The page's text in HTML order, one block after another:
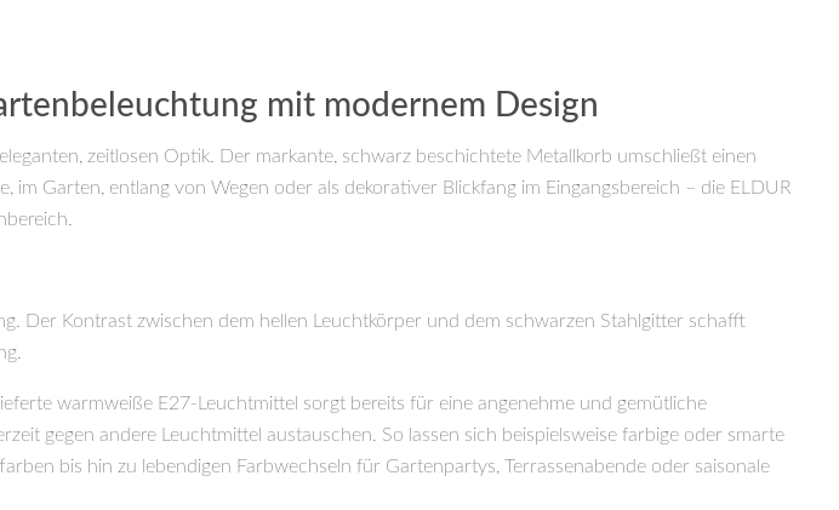
mit modernem Design
zeitlosen Optik. Der markante, schwarz beschichtete Metallkorb umschließt einen
Garten, entlang von Wegen oder als dekorativer Blickfang im Eingangsbereich – die ELDUR
Der Kontrast zwischen dem hellen Leuchtkörper und dem schwarzen Stahlgitter schafft
warmweiße E27-Leuchtmittel sorgt bereits für eine angenehme und gemütliche
gegen andere Leuchtmittel austauschen. So lassen sich beispielsweise farbige oder smarte
bis hin zu lebendigen Farbwechseln für Gartenpartys, Terrassenabende oder saisonale